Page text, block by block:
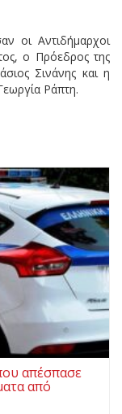
οι Αντιδήμαρχοι
ο Πρόεδρος της
Σινάνης και η
Ράπτη.
απέσπασε
από